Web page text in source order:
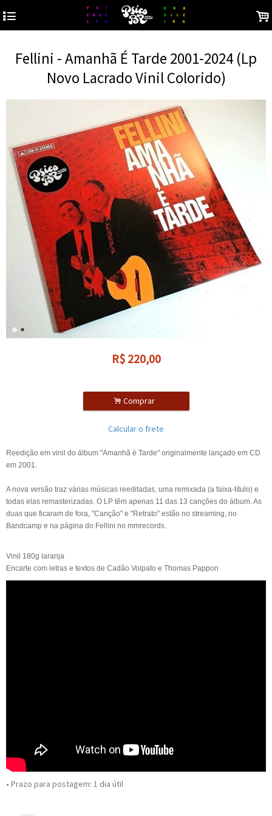
4 .
Fellini - Amanhã É Tarde 2001-2024 (Lp
Novo Lacrado Vinil Colorido)
R$ 220,00
. Comprar
Calcular o frete
Reedição em vinil do álbum "Amanhã é Tarde" originalmente lançado em CD
em 2001.
A nova versão traz várias músicas reeditadas, uma remixada (a faixa-título) e
todas elas remasterizadas. O LP têm apenas 11 das 13 canções do álbum. As
duas que ficaram de fora, "Canção" e "Retrato" estão no streaming, no
Bandcamp e na página do Fellini no mmrecords.
Vinil 180g laranja
Encarte com letras e textos de Cadão Volpato e Thomas Pappon
• Prazo para postagem: 1 dia útil